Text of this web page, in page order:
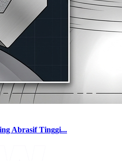
Abrasif Tinggi...